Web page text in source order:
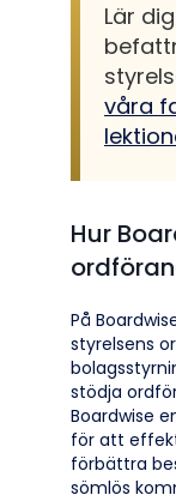
Lär
våra
Hur
På
styrelsens
stödja
Boardwise
för att
förbättra
sömlös